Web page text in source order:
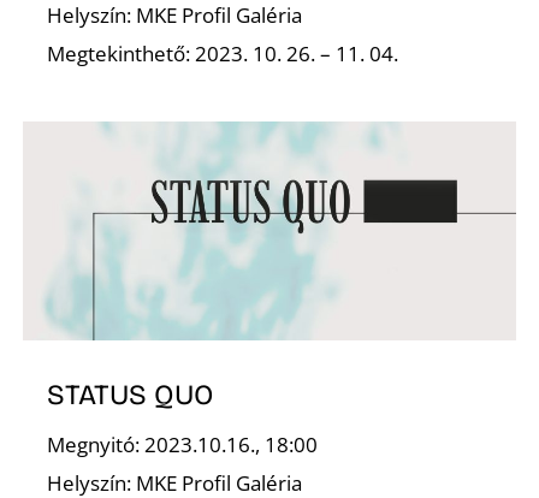
Helyszín: MKE Profil Galéria
Megtekinthető: 2023. 10. 26. – 11. 04.
STATUS QUO
Megnyitó: 2023.10.16., 18:00
Helyszín: MKE Profil Galéria